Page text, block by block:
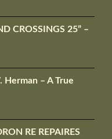
CROSSINGS 25” –
Herman – A True
RE REPAIRES